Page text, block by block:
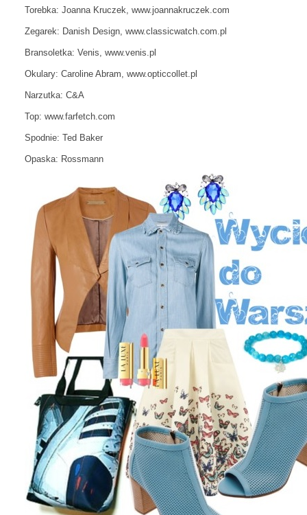
Torebka: Joanna Kruczek, www.joannakruczek.com
Zegarek: Danish Design, www.classicwatch.com.pl
Bransoletka: Venis, www.venis.pl
Okulary: Caroline Abram, www.opticcollet.pl
Narzutka: C&A
Top: www.farfetch.com
Spodnie: Ted Baker
Opaska: Rossmann